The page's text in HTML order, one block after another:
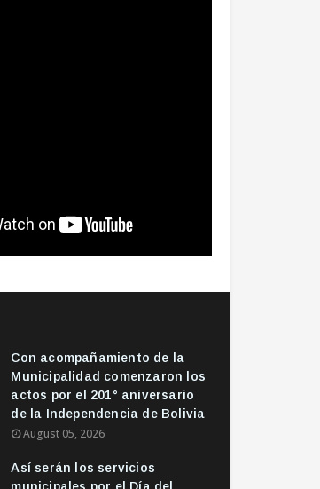
Con acompañamiento de la
Municipalidad comenzaron los
actos por el 201° aniversario
de la Independencia de Bolivia
August 05, 2026
Así serán los servicios